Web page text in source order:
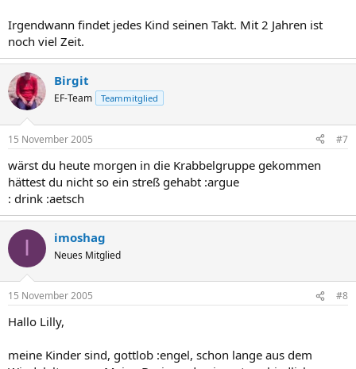
Irgendwann findet jedes Kind seinen Takt. Mit 2 Jahren ist
noch viel Zeit.
Birgit
EF-Team Teammitglied
15 November 2005 #7
wärst du heute morgen in die Krabbelgruppe gekommen
hättest du nicht so ein streß gehabt :argue
: drink :aetsch
I imoshag
Neues Mitglied
15 November 2005 #8
Hallo Lilly,
meine Kinder sind, gottlob :engel, schon lange aus dem